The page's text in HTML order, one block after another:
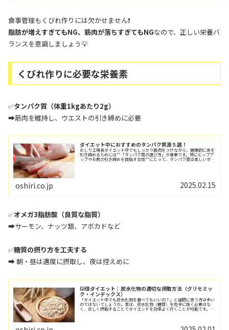
食事管理もくびれ作りには欠かせません❗
脂肪が増えすぎてもNG、筋肉が落ちすぎてもNGなので、正しい栄養バ
ランスを意識しましょう💡
くびれ作りに必要な栄養素
✅タンパク質（体重1kgあたり2g）
➡筋肉を維持し、ウエストの引き締めに必要
ダイエット中におすすめのタンパク質源５選！
おしり工場長ダイエット中でもしっかり筋肉をつけながら、健康的に体を
引き締めるためには**「タンパク質の選び方」が重要です。特にヒップア
ップやお尻の引き締めを目指す女性**にとって、タンパク質は美しいボデ
oshiri.co.jp 2025.02.15
✅オメガ3脂肪酸（良質な脂質）
➡サーモン、ナッツ類、アボカドなど
✅糖質の摂り方を工夫する
➡ 朝・昼は適度に摂取し、夜は控えめに
GI値ダイエット｜炭水化物の適切な摂取方法（グリセミッ
ク・インデックス）
「ダイエット中でも炭水化物を食べてもいいの？」と疑問に思う方は多い
のではないでしょうか。実は、炭水化物（糖質）を完全に抜く必要はな
く、正しく摂取することでダイエットを効率よく行くことが可能です。お